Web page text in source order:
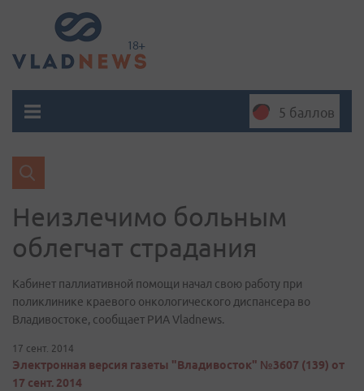
5 баллов
Неизлечимо больным
облегчат страдания
Кабинет паллиативной помощи начал свою работу при
поликлинике краевого онкологического диспансера во
Владивостоке, сообщает РИА Vladnews.
17 сент. 2014
Электронная версия газеты "Владивосток" №3607 (139) от
17 сент. 2014